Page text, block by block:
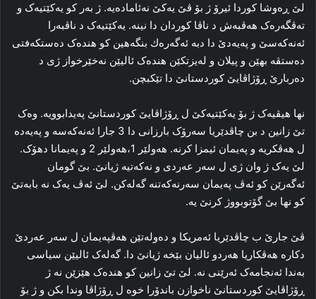
لێ ڕه‌وشا کوردا ئیرۆ ژ بۆ ڤێ یەكێ نەئامادەیە. ژ به‌ر کو یه‌کێتیه‌ک و
ته‌ڤگه‌ره‌ک هه‌ڤبه‌ش د ناڤا کوردان دا نینە‌. یه‌کێتیه‌ک د ناڤبه‌را
ئه‌نەکەسێ و پەیەدێ دا‌ دبه‌ ئەگەرەك بنگه‌هین كو هنده‌ک ده‌ستکه‌فتی
ده‌ستڤه‌ بھێن و پیلان و له‌یزتکێن هنده‌ک ئالیێن نه‌خێرخواز ژی د
ده‌ربارێ ڕۆژاڤایێ کوردستانێ دا تێکبچن.
نها هیڤیه‌ک ژ بۆ یه‌کێتیه‌کێ ل ڕۆژاڤایێ کوردستانێ په‌یدابوویه‌. وه‌ک
تێ زانین د بن چاڤدێریا سه‌رۆک بارزانی دا‌ 3 جارا ئه‌نەکەسە و پەیەدە
ل هه‌ڤکریه‌ و په‌یمان ئیمزا‌ کرنه‌. هه‌ولێر 1،هه‌ولێر 2 و په‌یمانا دهۆک.
لێ یه‌ک ژ وان ژی ل سه‌ر عه‌ردی و نه‌که‌تیه‌ ژیانێ. بێ گومان
ئەگەرێن کو ئه‌ڤ په‌یمان سه‌رنه‌که‌تنه‌ گه‌له‌کن. لێ ئه‌ڤ یه‌ک نه‌ بابه‌تێ
کو نها بێ گۆتوبووژ کرنێ یە‌.
ڤێ جارێ ب چاڤدێریا ئەمریكا و ده‌وله‌تێن هه‌ڤپه‌یمان ل سه‌ر عه‌ردێ
دکاره‌ هه‌ڤکاریا هه‌ردو ئالیان بێخه‌ ژیانێ دا‌. گه‌له‌ک ئالیێن سیاسی
به‌ندا ئه‌نجامه‌ک ئه‌رێنی نه‌. لێ تێ زانین کو هنده‌ک هێزێن نه‌ ژ
ڕۆژاڤایێ کوردستانێ ناخوازن باندۆرا خوه‌ ل ڕۆژاڤا وندا بکن و ژ بۆ